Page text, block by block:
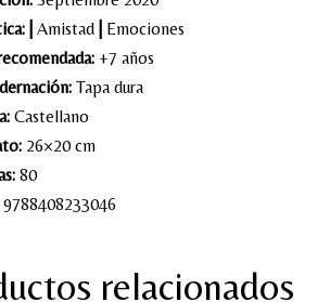
Amistad
Emociones
+7 años
Tapa dura
Castellano
26×20 cm
80
9788408233046
relacionados